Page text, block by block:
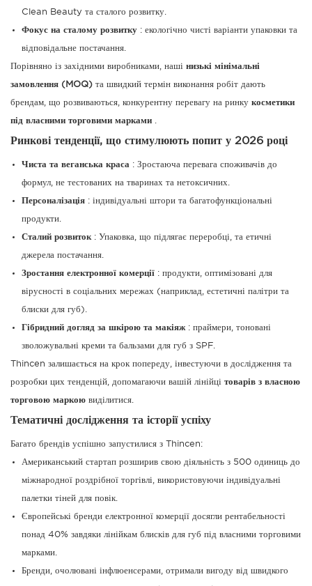
Clean Beauty та сталого розвитку.
Фокус на сталому розвитку: екологічно чисті варіанти упаковки та
відповідальне постачання.
Порівняно із західними виробниками, наші низькі мінімальні
замовлення (MOQ) та швидкий термін виконання робіт дають
брендам, що розвиваються, конкурентну перевагу на ринку косметики
під власними торговими марками .
Ринкові тенденції, що стимулюють попит у 2026 році
Чиста та веганська краса: Зростаюча перевага споживачів до
формул, не тестованих на тваринах та нетоксичних.
Персоналізація: індивідуальні штори та багатофункціональні
продукти.
Сталий розвиток: Упаковка, що підлягає переробці, та етичні
джерела постачання.
Зростання електронної комерції: продукти, оптимізовані для
вірусності в соціальних мережах (наприклад, естетичні палітри та
блиски для губ).
Гібридний догляд за шкірою та макіяж: праймери, тоновані
зволожувальні креми та бальзами для губ з SPF.
Thincen залишається на крок попереду, інвестуючи в дослідження та
розробки цих тенденцій, допомагаючи вашій лінійці товарів з власною
торговою маркою виділитися.
Тематичні дослідження та історії успіху
Багато брендів успішно запустилися з Thincen:
Американський стартап розширив свою діяльність з 500 одиниць до
міжнародної роздрібної торгівлі, використовуючи індивідуальні
палетки тіней для повік.
Європейські бренди електронної комерції досягли рентабельності
понад 40% завдяки лінійкам блисків для губ під власними торговими
марками.
Бренди, очолювані інфлюенсерами, отримали вигоду від швидкого